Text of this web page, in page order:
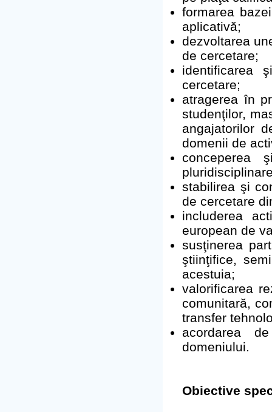
formarea
aplicativă;
dezvoltarea
de cercetare;
identificarea
cercetare;
atragerea în
studenţilor,
angajatorilor
domenii de
conceperea
stabilirea şi
de cercetare
includerea
european de
susţinerea
ştiinţifice,
acestuia;
valorificarea
comunitară,
transfer
acordarea
domeniului.
Obiective